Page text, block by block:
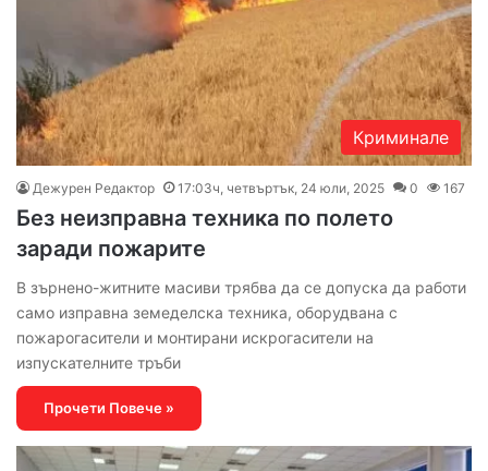
Криминале
Дежурен Редактор 17:03ч, четвъртък, 24 юли, 2025 0 167
Без неизправна техника по полето
заради пожарите
В зърнено-житните масиви трябва да се допуска да работи
само изправна земеделска техника, оборудвана с
пожарогасители и монтирани искрогасители на
изпускателните тръби
Прочети Повече »